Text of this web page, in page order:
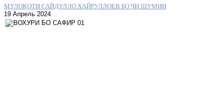
МУЛОҚОТИ САЙДУЛЛО ХАЙРУЛЛОЕВ БО ҶИ ШУМИН
19 Апрель 2024